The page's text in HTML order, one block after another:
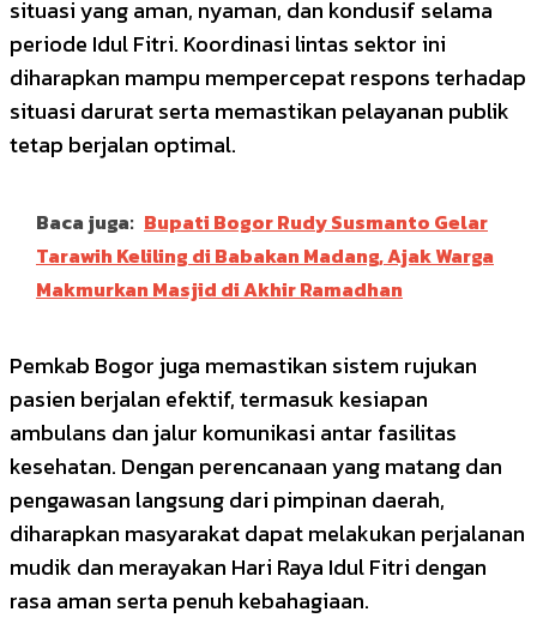
situasi yang aman, nyaman, dan kondusif selama
periode Idul Fitri. Koordinasi lintas sektor ini
diharapkan mampu mempercepat respons terhadap
situasi darurat serta memastikan pelayanan publik
tetap berjalan optimal.
Baca juga: Bupati Bogor Rudy Susmanto Gelar
Tarawih Keliling di Babakan Madang, Ajak Warga
Makmurkan Masjid di Akhir Ramadhan
Pemkab Bogor juga memastikan sistem rujukan
pasien berjalan efektif, termasuk kesiapan
ambulans dan jalur komunikasi antar fasilitas
kesehatan. Dengan perencanaan yang matang dan
pengawasan langsung dari pimpinan daerah,
diharapkan masyarakat dapat melakukan perjalanan
mudik dan merayakan Hari Raya Idul Fitri dengan
rasa aman serta penuh kebahagiaan.